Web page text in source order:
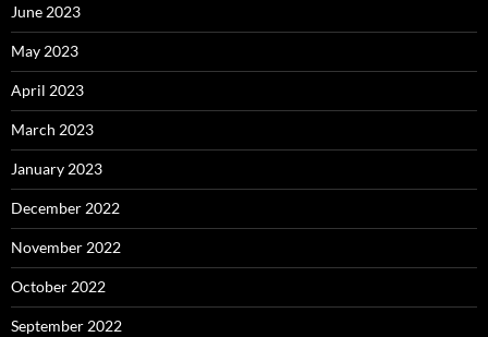
June 2023
May 2023
April 2023
March 2023
January 2023
December 2022
November 2022
October 2022
September 2022